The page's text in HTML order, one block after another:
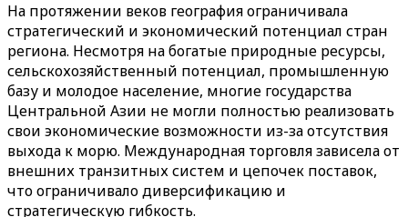
На протяжении веков география ограничивала
стратегический и экономический потенциал стран
региона. Несмотря на богатые природные ресурсы,
сельскохозяйственный потенциал, промышленную
базу и молодое население, многие государства
Центральной Азии не могли полностью реализовать
свои экономические возможности из-за отсутствия
выхода к морю. Международная торговля зависела от
внешних транзитных систем и цепочек поставок,
что ограничивало диверсификацию и
стратегическую гибкость.